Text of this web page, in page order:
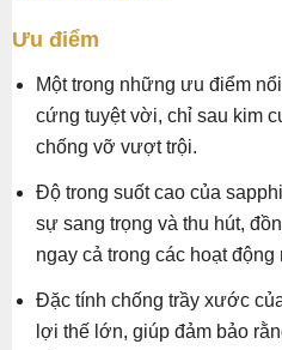
Ưu điểm
Một trong những ưu điểm
cứng tuyệt vời, chỉ sau kim
chống vỡ vượt trội.
Độ trong suốt cao của
sự sang trọng và thu hút,
ngay cả trong các hoạt động
Đặc tính chống trầy xước
lợi thế lớn, giúp đảm bảo